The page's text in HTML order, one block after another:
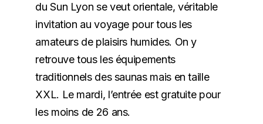
du Sun Lyon se veut orientale, véritable
invitation au voyage pour tous les
amateurs de plaisirs humides. On y
retrouve tous les équipements
traditionnels des saunas mais en taille
XXL. Le mardi, l’entrée est gratuite pour
les moins de 26 ans.